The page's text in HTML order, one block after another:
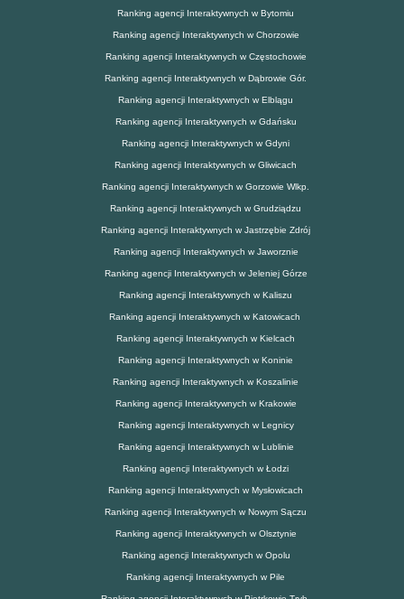
Ranking agencji Interaktywnych w Bytomiu
Ranking agencji Interaktywnych w Chorzowie
Ranking agencji Interaktywnych w Częstochowie
Ranking agencji Interaktywnych w Dąbrowie Gór.
Ranking agencji Interaktywnych w Elblągu
Ranking agencji Interaktywnych w Gdańsku
Ranking agencji Interaktywnych w Gdyni
Ranking agencji Interaktywnych w Gliwicach
Ranking agencji Interaktywnych w Gorzowie Wlkp.
Ranking agencji Interaktywnych w Grudziądzu
Ranking agencji Interaktywnych w Jastrzębie Zdrój
Ranking agencji Interaktywnych w Jaworznie
Ranking agencji Interaktywnych w Jeleniej Górze
Ranking agencji Interaktywnych w Kaliszu
Ranking agencji Interaktywnych w Katowicach
Ranking agencji Interaktywnych w Kielcach
Ranking agencji Interaktywnych w Koninie
Ranking agencji Interaktywnych w Koszalinie
Ranking agencji Interaktywnych w Krakowie
Ranking agencji Interaktywnych w Legnicy
Ranking agencji Interaktywnych w Lublinie
Ranking agencji Interaktywnych w Łodzi
Ranking agencji Interaktywnych w Mysłowicach
Ranking agencji Interaktywnych w Nowym Sączu
Ranking agencji Interaktywnych w Olsztynie
Ranking agencji Interaktywnych w Opolu
Ranking agencji Interaktywnych w Pile